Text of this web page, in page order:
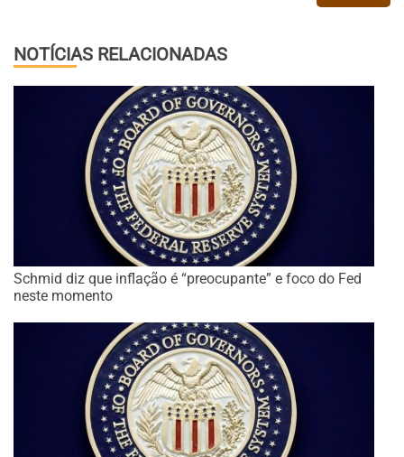
NOTÍCIAS RELACIONADAS
Schmid diz que inflação é “preocupante” e foco do Fed
neste momento